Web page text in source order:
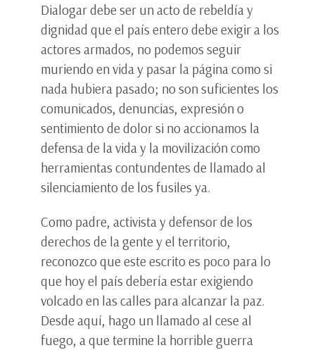
Dialogar debe ser un acto de rebeldía y
dignidad que el país entero debe exigir a los
actores armados, no podemos seguir
muriendo en vida y pasar la página como si
nada hubiera pasado; no son suficientes los
comunicados, denuncias, expresión o
sentimiento de dolor si no accionamos la
defensa de la vida y la movilización como
herramientas contundentes de llamado al
silenciamiento de los fusiles ya.
Como padre, activista y defensor de los
derechos de la gente y el territorio,
reconozco que este escrito es poco para lo
que hoy el país debería estar exigiendo
volcado en las calles para alcanzar la paz.
Desde aquí, hago un llamado al cese al
fuego, a que termine la horrible guerra